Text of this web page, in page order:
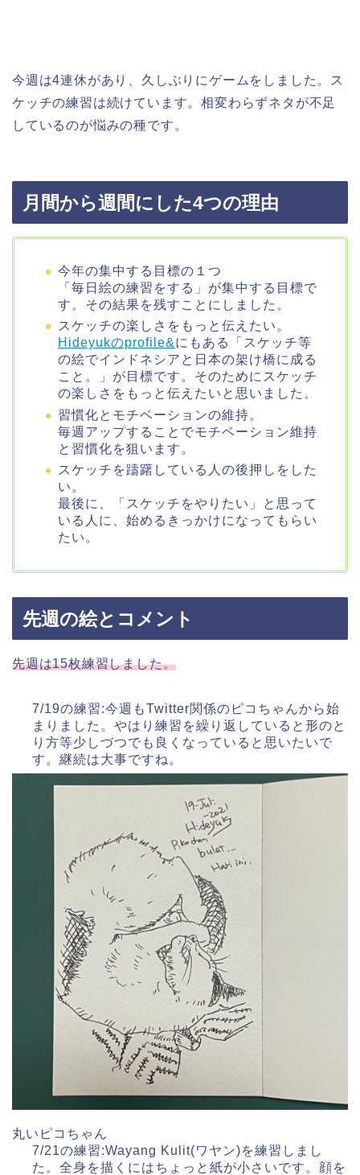
今週は4連休があり、久しぶりにゲームをしました。ス
ケッチの練習は続けています。相変わらずネタが不足
しているのが悩みの種です。
月間から週間にした4つの理由
今年の集中する目標の１つ
「毎日絵の練習をする」が集中する目標で
す。その結果を残すことにしました。
スケッチの楽しさをもっと伝えたい。
Hideyukのprofile&にもある「スケッチ等
の絵でインドネシアと日本の架け橋に成る
こと。」が目標です。そのためにスケッチ
の楽しさをもっと伝えたいと思いました。
習慣化とモチベーションの維持。
毎週アップすることでモチベーション維持
と習慣化を狙います。
スケッチを躊躇している人の後押しをした
い。
最後に、「スケッチをやりたい」と思って
いる人に、始めるきっかけになってもらい
たい。
先週の絵とコメント
先週は15枚練習しました。
7/19の練習:今週もTwitter関係のピコちゃんから始
まりました。やはり練習を繰り返していると形のと
り方等少しづつでも良くなっていると思いたいで
す。継続は大事ですね。
丸いピコちゃん
7/21の練習:Wayang Kulit(ワヤン)を練習しまし
た。全身を描くにはちょっと紙が小さいです。顔を